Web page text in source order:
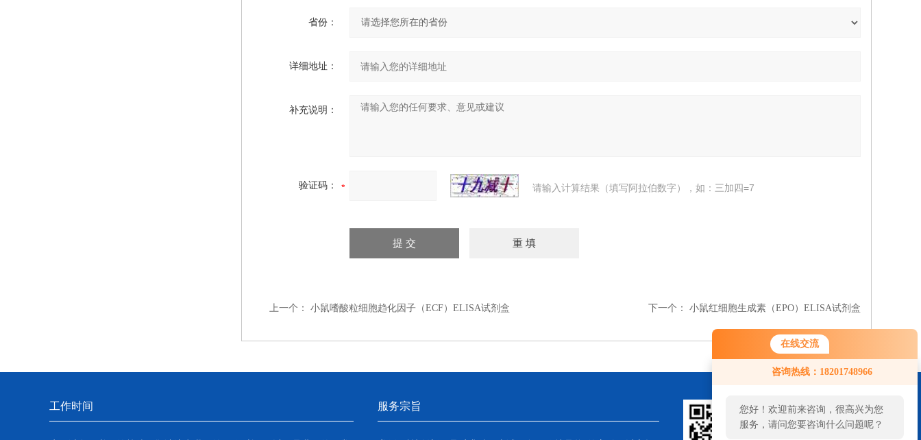
在线交流
咨询热线：18201748966
您好！欢迎前来咨询，很高兴为您
服务，请问您要咨询什么问题呢？
省份：
详细地址：
补充说明：
验证码： 请输入计算结果（填写阿拉伯数字），如：三加四=7
上一个： 小鼠嗜酸粒细胞趋化因子（ECF）ELISA试剂盒 下一个： 小鼠红细胞生成素（EPO）ELISA试剂盒
工作时间 服务宗旨